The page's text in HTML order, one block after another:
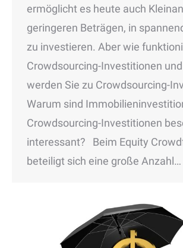
ermöglicht es heute auch
geringeren Beträgen, in
zu investieren. Aber wie
Crowdsourcing-Investitionen
werden Sie zu Crowdsourcing-
Warum sind
Crowdsourcing-Investitionen
interessant? Beim Equity
beteiligt sich eine große Anzahl…